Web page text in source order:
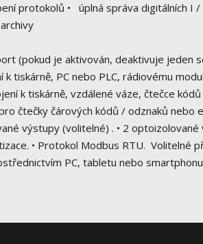
protokolů • úplná správa digitálních I /
(pokud je aktivován, deaktivuje jeden
tiskárně, PC nebo PLC, rádiovému
k tiskárně, vzdálené váze, čtečce
čtečky čárových kódů / odznaků nebo
výstupy (volitelné) . • 2
• Protokol Modbus RTU. Volitelné
PC, tabletu nebo